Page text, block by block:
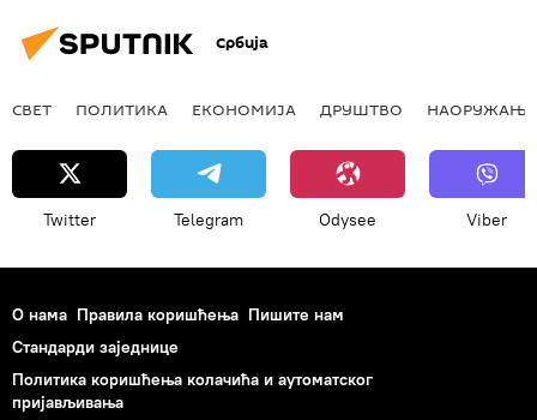
Србија
СВЕТ ПОЛИТИКА ЕКОНОМИЈА ДРУШТВО НАОРУЖАЊЕ
Twitter Telegram Odysee Viber
О нама Правила коришћења Пишите нам
Стандарди заједнице
Политика коришћења колачића и аутоматског
пријављивања